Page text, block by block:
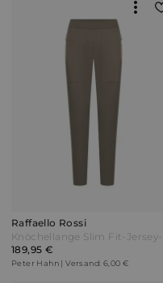
Raffaello Rossi
189,95 €
Peter Hahn | Versand: 6,00 €